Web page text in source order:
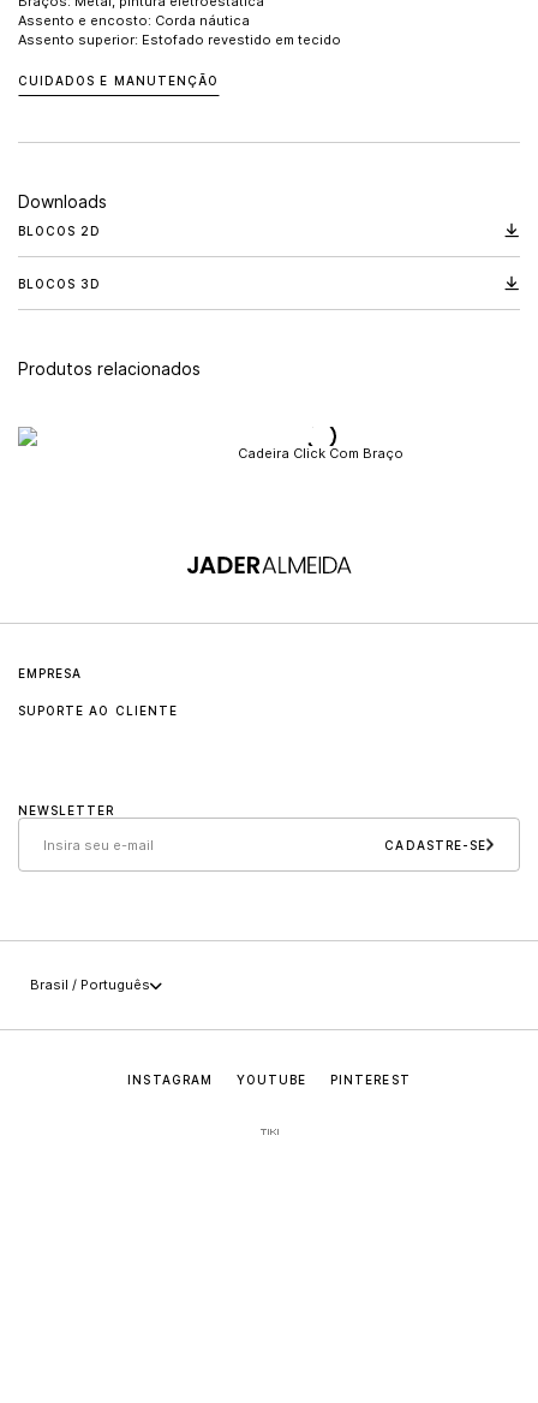
Assento e encosto: Corda náutica
Assento superior: Estofado revestido em tecido
CUIDADOS E MANUTENÇÃO
Downloads
BLOCOS 2D
BLOCOS 3D
Produtos relacionados
Cadeira Click Com Braço
EMPRESA
Sollos
Carreira
SUPORTE AO CLIENTE
Cuidados e manutenção
Políticas
NEWSLETTER
CADASTRE-SE
Brasil / Português
INSTAGRAM YOUTUBE PINTEREST